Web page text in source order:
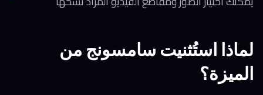
لماذا استُثنيت سامسونج من
الميزة؟